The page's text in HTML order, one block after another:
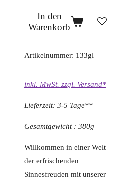
In den
Warenkorb
Artikelnummer: 133gl
inkl. MwSt. zzgl. Versand*
Lieferzeit: 3-5 Tage**
Gesamtgewicht : 380g
Willkommen in einer Welt
der erfrischenden
Sinnesfreuden mit unserer